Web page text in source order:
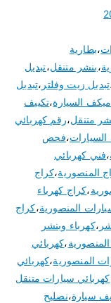
،بطارية
،بنشر متنقل،تبديل
تبديل زيت وفلتر ،تبديل
ميكف السيارة،تكييف
متنقل،رقم كهربائي
السيارات،فحص
،فني كهربائي
المنصورية،كراج
،كراج كهرباء
المنصورية،كراج
،كهرباء وبنشر
،كهربائي
المنصورية،كهربائي
كهربائي سيارات متنقل
سيارة،نصليح